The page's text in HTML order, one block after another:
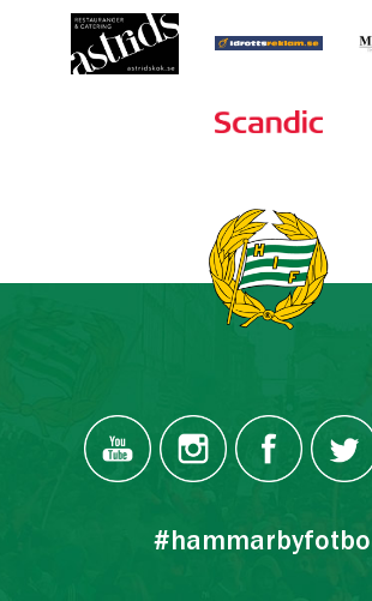
#hammarbyfotboll